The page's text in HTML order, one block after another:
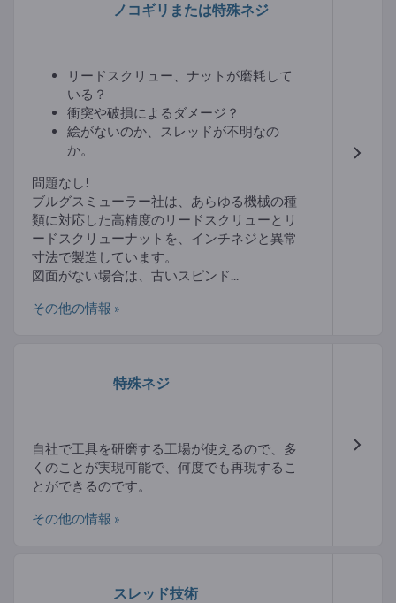
ノコギリまたは特殊ネジ
リードスクリュー、ナットが磨耗して
いる？
衝突や破損によるダメージ？
絵がないのか、スレッドが不明なの
か。
問題なし!
ブルグスミューラー社は、あらゆる機械の種
類に対応した高精度のリードスクリューとリ
ードスクリューナットを、インチネジと異常
寸法で製造しています。
図面がない場合は、古いスピンド...
その他の情報 »
特殊ネジ
自社で工具を研磨する工場が使えるので、多
くのことが実現可能で、何度でも再現するこ
とができるのです。
その他の情報 »
スレッド技術